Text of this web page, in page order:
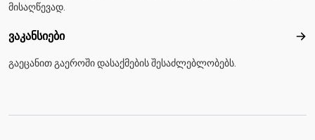
მისაღწევად.
ვაკანსიები
გაეცანით გაეროში დასაქმების შესაძლებლობებს.